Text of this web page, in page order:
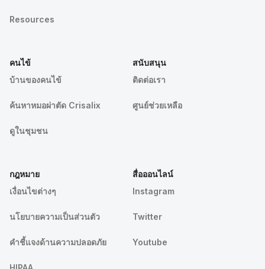
Resources
คนไข้
บ้านของคนไข้
ค้นหาหมอผ่าตัด Crisalix
ดูในชุมชน
สนับสนุน
ติดต่อเรา
ศูนย์ช่วยเหลือ
กฎหมาย
เงื่อนไขต่างๆ
นโยบายความเป็นส่วนตัว
คําชี้แจงด้านความปลอดภัย
สื่อออนไลน์
Instagram
Twitter
Youtube